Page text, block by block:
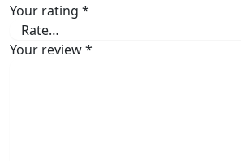
Your rating *
Your review*